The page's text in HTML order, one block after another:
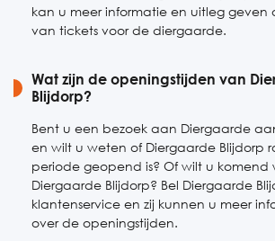
kan u meer informatie en uitleg geven
van tickets voor de diergaarde.
Wat zijn de openingstijden van
Blijdorp?
Bent u een bezoek aan Diergaarde
en wilt u weten of Diergaarde Blijdorp
periode geopend is? Of wilt u
Diergaarde Blijdorp? Bel Diergaarde
klantenservice en zij kunnen u meer
over de openingstijden.